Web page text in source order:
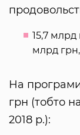
15,7
млрд
На
грн (тобто
2018 р.):